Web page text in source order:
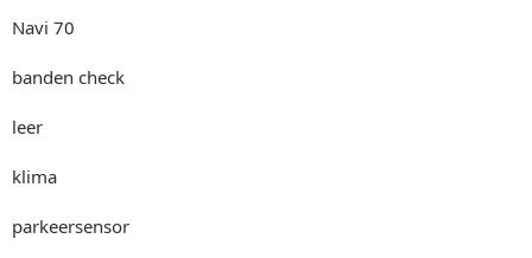
Navi 70
banden check
leer
klima
parkeersensor